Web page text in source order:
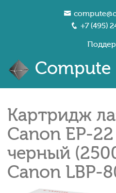
+7 (495)
Compute
Картридж
Canon EP-
черный
Canon LBP-